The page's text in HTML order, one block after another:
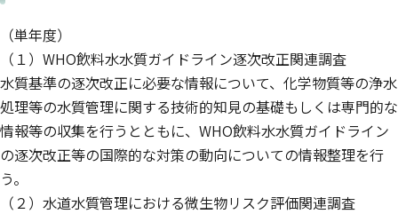
（単年度）
（１）WHO飲料水水質ガイドライン逐次改正関連調査
水質基準の逐次改正に必要な情報について、化学物質等の浄水
処理等の水質管理に関する技術的知見の基礎もしくは専門的な
情報等の収集を行うとともに、WHO飲料水水質ガイドライン
の逐次改正等の国際的な対策の動向についての情報整理を行
う。
（２）水道水質管理における微生物リスク評価関連調査